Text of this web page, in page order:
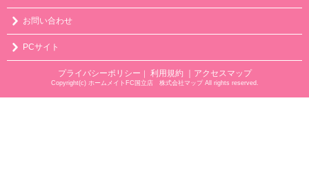
お問い合わせ
PCサイト
プライバシーポリシー ｜ 利用規約 ｜アクセスマップ
Copyright(c) ホームメイトFC国立店 株式会社マップ All rights reserved.